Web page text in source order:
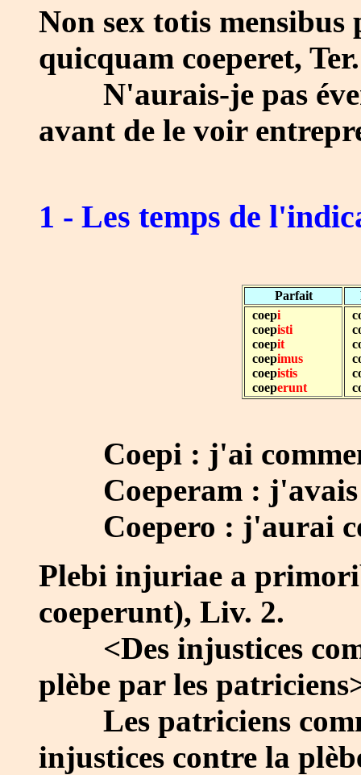
Non sex totis
quicquam coeperet,
N'aurais-je pas
avant de le voir
1 - Les temps de
Parfait
coepi
coepisti
coepit
coepimus
coepistis
coeperunt
Coepi : j'ai
Coeperam : j'avais
Coepero : j'aurai
Plebi injuriae a
coeperunt), Liv. 2.
<Des injustices
plèbe par les
Les patriciens
injustices contre la